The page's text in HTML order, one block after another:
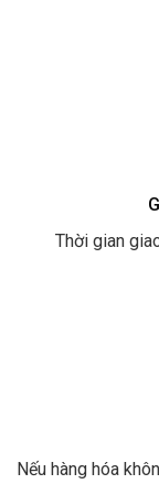
Thời gian
Nếu hàng hóa